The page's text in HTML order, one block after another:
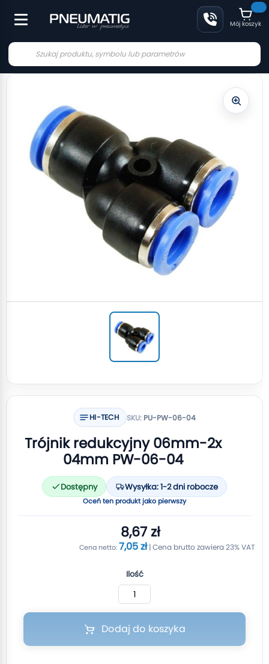
Mój koszyk
HI-TECH SKU:PU-PW-06-04
Trójnik redukcyjny 06mm-2x
04mm PW-06-04
Dostępny Wysyłka: 1-2 dni robocze
Oceń ten produkt jako pierwszy
8,67 zł
7,05 zł
Ilość
Dodaj do koszyka